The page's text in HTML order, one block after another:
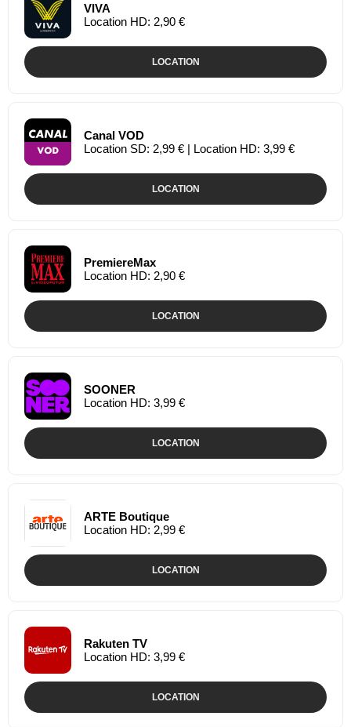
VIVA
Location HD: 2,90 €
LOCATION
Canal VOD
Location SD: 2,99 € | Location HD: 3,99 €
LOCATION
PremiereMax
Location HD: 2,90 €
LOCATION
SOONER
Location HD: 3,99 €
LOCATION
ARTE Boutique
Location HD: 2,99 €
LOCATION
Rakuten TV
Location HD: 3,99 €
LOCATION